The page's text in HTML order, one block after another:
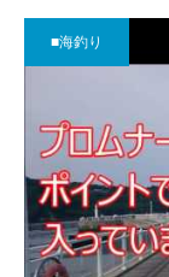
■海釣り